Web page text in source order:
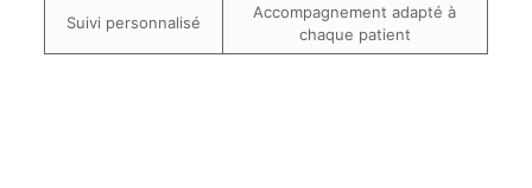
Suivi personnalisé
Accompagnement adapté à
chaque patient